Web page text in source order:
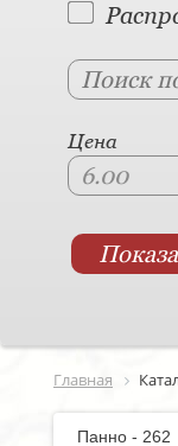
Цена
Главная
Панно -